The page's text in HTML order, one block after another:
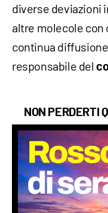
diverse deviazioni
altre molecole con
continua
responsabile del
NON PERDERTI